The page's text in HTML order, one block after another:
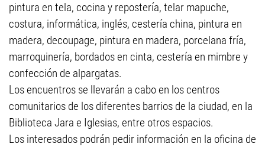
pintura en tela, cocina y repostería, telar mapuche,
costura, informática, inglés, cestería china, pintura en
madera, decoupage, pintura en madera, porcelana fría,
marroquinería, bordados en cinta, cestería en mimbre y
confección de alpargatas.
Los encuentros se llevarán a cabo en los centros
comunitarios de los diferentes barrios de la ciudad, en la
Biblioteca Jara e Iglesias, entre otros espacios.
Los interesados podrán pedir información en la oficina de